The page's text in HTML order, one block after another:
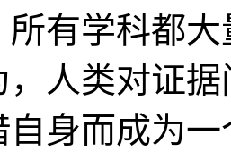
所有学科都
，人类对证
自身而成为